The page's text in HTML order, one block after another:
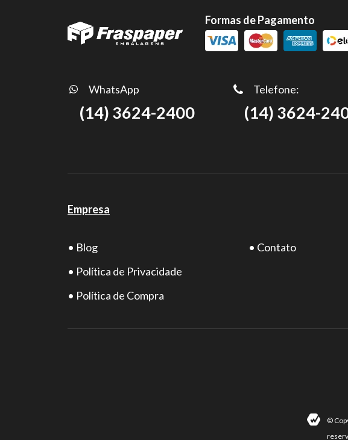
Formas de Pagamento
WhatsApp
(14) 3624-2400
Telefone:
(14) 3624-
Empresa
• Blog
• Política de Privacidade
• Política de Compra
• Contato
©